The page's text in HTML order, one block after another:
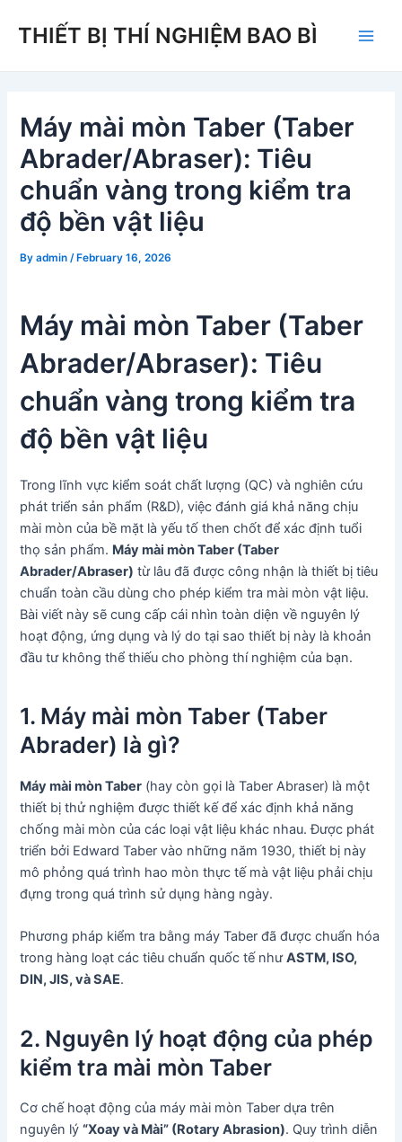
THIẾT BỊ THÍ NGHIỆM BAO BÌ
Máy mài mòn Taber (Taber
Abrader/Abraser): Tiêu
chuẩn vàng trong kiểm tra
độ bền vật liệu
Byadmin /February 16, 2026
Máy mài mòn Taber (Taber
Abrader/Abraser): Tiêu
chuẩn vàng trong kiểm tra
độ bền vật liệu
Trong lĩnh vực kiểm soát chất lượng (QC) và nghiên cứu
phát triển sản phẩm (R&D), việc đánh giá khả năng chịu
mài mòn của bề mặt là yếu tố then chốt để xác định tuổi
thọ sản phẩm. Máy mài mòn Taber (Taber
Abrader/Abraser) từ lâu đã được công nhận là thiết bị tiêu
chuẩn toàn cầu dùng cho phép kiểm tra mài mòn vật liệu.
Bài viết này sẽ cung cấp cái nhìn toàn diện về nguyên lý
hoạt động, ứng dụng và lý do tại sao thiết bị này là khoản
đầu tư không thể thiếu cho phòng thí nghiệm của bạn.
1. Máy mài mòn Taber (Taber
Abrader) là gì?
Máy mài mòn Taber (hay còn gọi là Taber Abraser) là một
thiết bị thử nghiệm được thiết kế để xác định khả năng
chống mài mòn của các loại vật liệu khác nhau. Được phát
triển bởi Edward Taber vào những năm 1930, thiết bị này
mô phỏng quá trình hao mòn thực tế mà vật liệu phải chịu
đựng trong quá trình sử dụng hàng ngày.
Phương pháp kiểm tra bằng máy Taber đã được chuẩn hóa
trong hàng loạt các tiêu chuẩn quốc tế nhưASTM, ISO,
DIN, JIS, và SAE.
2. Nguyên lý hoạt động của phép
kiểm tra mài mòn Taber
Cơ chế hoạt động của máy mài mòn Taber dựa trên
nguyên lý“Xoay và Mài” (Rotary Abrasion). Quy trình diễn